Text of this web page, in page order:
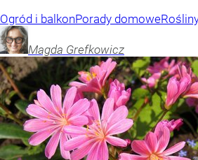
Ogród i balkonPorady domowe
Magda Grefkowicz